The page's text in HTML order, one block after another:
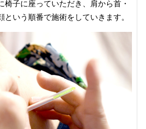
椅子に座っていただき、肩から首・
という順番で施術をしていきます。